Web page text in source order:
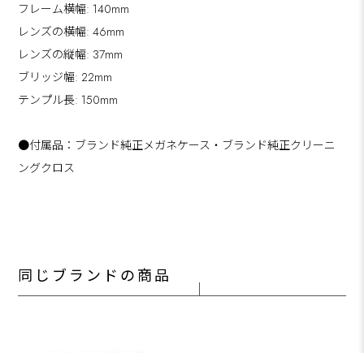
フレーム横幅: 140mm
レンズの横幅: 46mm
レンズの縦幅: 37mm
ブリッジ幅: 22mm
テンプル長: 150mm
●付属品：ブランド純正メガネケース・ブランド純正クリーニ
ングクロス
同じブランドの商品